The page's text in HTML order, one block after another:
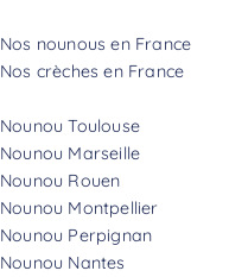
Nos nounous en France
Nos crèches en France
Nounou Toulouse
Nounou Marseille
Nounou Rouen
Nounou Montpellier
Nounou Perpignan
Nounou Nantes